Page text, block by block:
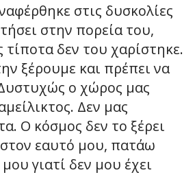
στις δυσκολίες
στην πορεία του,
τίποτα δεν του χαρίστηκε.
ξέρουμε και πρέπει να
ο χώρος μας
Δεν μας
Ο κόσμος δεν το ξέρει
εαυτό μου, πατάω
γιατί δεν μου έχει